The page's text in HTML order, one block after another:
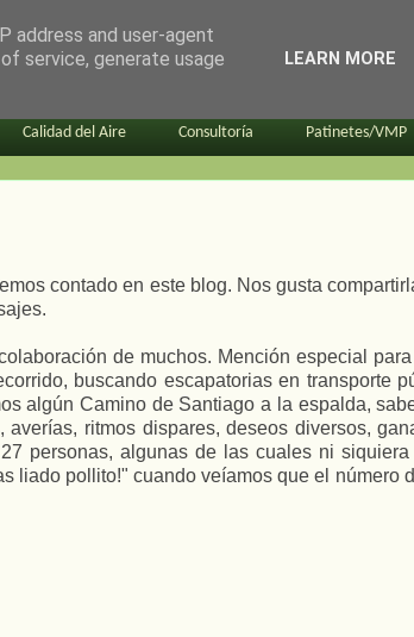
Calidad del Aire Consultoría Patinetes/VMP
contado en este blog. Nos gusta
de muchos. Mención especial
buscando escapatorias en transporte
algún Camino de Santiago a la espalda,
ritmos dispares, deseos diversos,
personas, algunas de las cuales ni
liado pollito!" cuando veíamos que el número
address and user-agent
service, generate usage
LEARN MORE